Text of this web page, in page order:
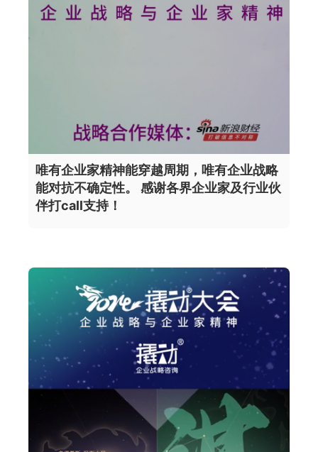
唯有企业家精神能穿越周期，唯有企业战略
能对抗不确定性。 感谢各界企业家及行业伙
伴打call支持！